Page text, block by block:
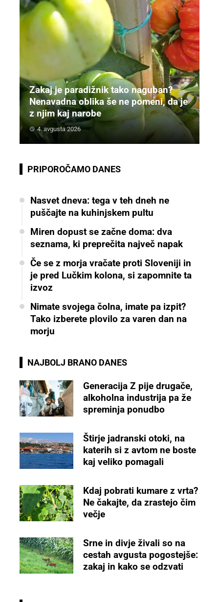
Zakaj je paradižnik tako naguban?
Nenavadna oblika še ne pomeni, da je
z njim kaj narobe
4. avgusta 2026
PRIPOROČAMO DANES
Nasvet dneva: tega v teh dneh ne
puščajte na kuhinjskem pultu
Miren dopust se začne doma: dva
seznama, ki preprečita največ napak
Če se z morja vračate proti Sloveniji in
je pred Lučkim kolona, si zapomnite ta
izvoz
Nimate svojega čolna, imate pa izpit?
Tako izberete plovilo za varen dan na
morju
NAJBOLJ BRANO DANES
Generacija Z pije drugače,
alkoholna industrija pa že
spreminja ponudbo
Štirje jadranski otoki, na
katerih si z avtom ne boste
kaj veliko pomagali
Kdaj pobrati kumare z vrta?
Ne čakajte, da zrastejo čim
večje
Srne in divje živali so na
cestah avgusta pogostejše:
zakaj in kako se odzvati